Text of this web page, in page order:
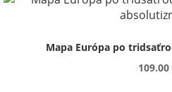
Mapa Európa po
109.00